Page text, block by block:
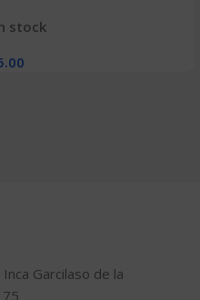
X 25 MM)
stock
Inca Garcilaso de la